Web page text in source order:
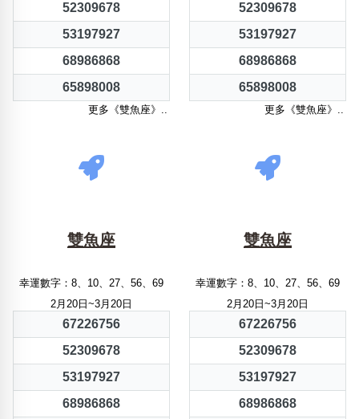
52309678
53197927
68986868
65898008
更多《雙魚座》..
52309678
53197927
68986868
65898008
更多《雙魚座》..
雙魚座
幸運數字：8、10、27、56、69
2月20日~3月20日
67226756
52309678
53197927
68986868
雙魚座
幸運數字：8、10、27、56、69
2月20日~3月20日
67226756
52309678
53197927
68986868